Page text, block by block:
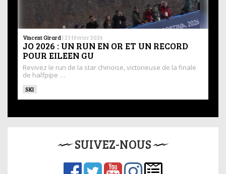
Vincent Girard | 23 février 2026
JO 2026 : UN RUN EN OR ET UN RECORD
POUR EILEEN GU
Revivez le run de la star chinoise, victorieuse de la finale
de halfpipe …
SKI
SUIVEZ-NOUS